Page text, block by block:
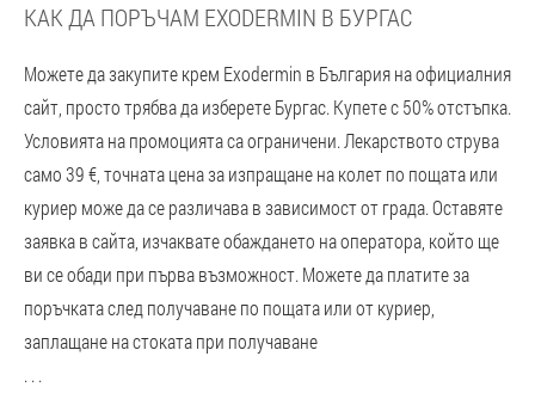
КАК ДА ПОРЪЧАМ EXODERMIN В БУРГАС
Можете да закупите крем Exodermin в България на официалния
сайт, просто трябва да изберете Бургас. Купете с 50% отстъпка.
Условията на промоцията са ограничени. Лекарството струва
само 39 €, точната цена за изпращане на колет по пощата или
куриер може да се различава в зависимост от града. Оставяте
заявка в сайта, изчаквате обаждането на оператора, който ще
ви се обади при първа възможност. Можете да платите за
поръчката след получаване по пощата или от куриер,
заплащане на стоката при получаване
. . .